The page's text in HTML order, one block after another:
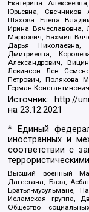
Екатерина
Юрьевна, Свечников
Шахова Елена
Ирина Вячеславовна,
Маркович, Бахмин
Дарья
Дмитриевна,
Александрович,
Левинсон Лев
Петрович, Полякова
Герман Константинович
Источник: http://
на23.12.2021
* Единый
иностранных и
соответствии с
Высший военный
Дагестана, База,
Братья-мусульмане,
Исламская группа,
Общество